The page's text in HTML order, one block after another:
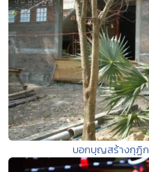
บอกบุญสร้างกุฏิ